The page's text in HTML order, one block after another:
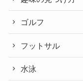
ゴルフ
フットサル
水泳